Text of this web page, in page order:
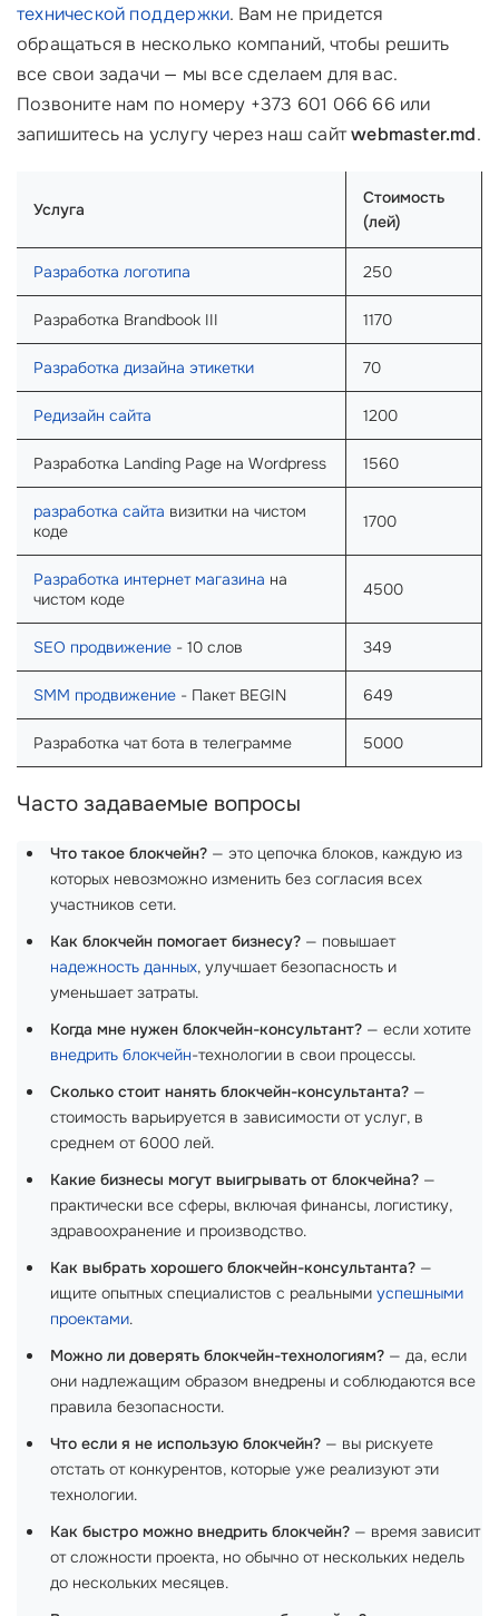
технической поддержки. Вам не придется
обращаться в несколько компаний, чтобы решить
все свои задачи — мы все сделаем для вас.
Позвоните нам по номеру +373 601 066 66 или
запишитесь на услугу через наш сайтwebmaster.md.
Услуга
Стоимость
(лей)
Разработка логотипа 250
Разработка Brandbook III 1170
Разработка дизайна этикетки 70
Редизайн сайта 1200
Разработка Landing Page на Wordpress 1560
разработка сайта визитки на чистом
коде
1700
Разработка интернет магазина на
чистом коде
4500
SEO продвижение - 10 слов 349
SMM продвижение - Пакет BEGIN 649
Разработка чат бота в телеграмме 5000
Часто задаваемые вопросы
Что такое блокчейн? — это цепочка блоков, каждую из
которых невозможно изменить без согласия всех
участников сети.
Как блокчейн помогает бизнесу? — повышает
надежность данных, улучшает безопасность и
уменьшает затраты.
Когда мне нужен блокчейн-консультант? — если хотите
внедрить блокчейн-технологии в свои процессы.
Сколько стоит нанять блокчейн-консультанта? —
стоимость варьируется в зависимости от услуг, в
среднем от 6000 лей.
Какие бизнесы могут выигрывать от блокчейна? —
практически все сферы, включая финансы, логистику,
здравоохранение и производство.
Как выбрать хорошего блокчейн-консультанта? —
ищите опытных специалистов с реальными успешными
проектами.
Можно ли доверять блокчейн-технологиям? — да, если
они надлежащим образом внедрены и соблюдаются все
правила безопасности.
Что если я не использую блокчейн? — вы рискуете
отстать от конкурентов, которые уже реализуют эти
технологии.
Как быстро можно внедрить блокчейн? — время зависит
от сложности проекта, но обычно от нескольких недель
до нескольких месяцев.